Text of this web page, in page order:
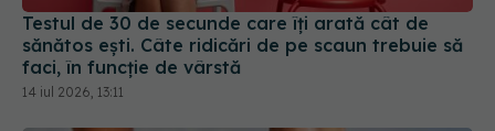
Testul de 30 de secunde care îți arată cât de
sănătos ești. Câte ridicări de pe scaun trebuie să
faci, în funcție de vârstă
14 iul 2026, 13:11